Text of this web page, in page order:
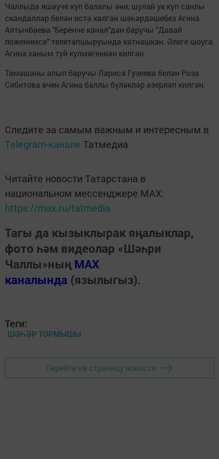
Чаллыда яшәүче күп балалы әни, шулай ук күп санлы
скандаллар белән истә калган шәһәрдәшебез Агина
Алтынбаева "Беренче канал"дан баручы "Давай
поженимся" телетапшыруында катнашкан. Әлеге шоуга
Агина ханым туй күлмәгеннән килгән.
Тамашаны алып баручы Лариса Гузеева белән Роза
Сябитова өчен Агина баллы бүләкләр әзерләп килгән.
Следите за самым важным и интересным в
Telegram-канале Татмедиа
Читайте новости Татарстана в
национальном мессенджере MАХ:
https://max.ru/tatmedia
Тагы да кызыклырак яңалыклар,
фото һәм видеолар «Шәһри
Чаллы»ның MAX
каналында (язылыгыз).
Теги:
ШӘҺӘР ТОРМЫШЫ
Перейти на страницу новости